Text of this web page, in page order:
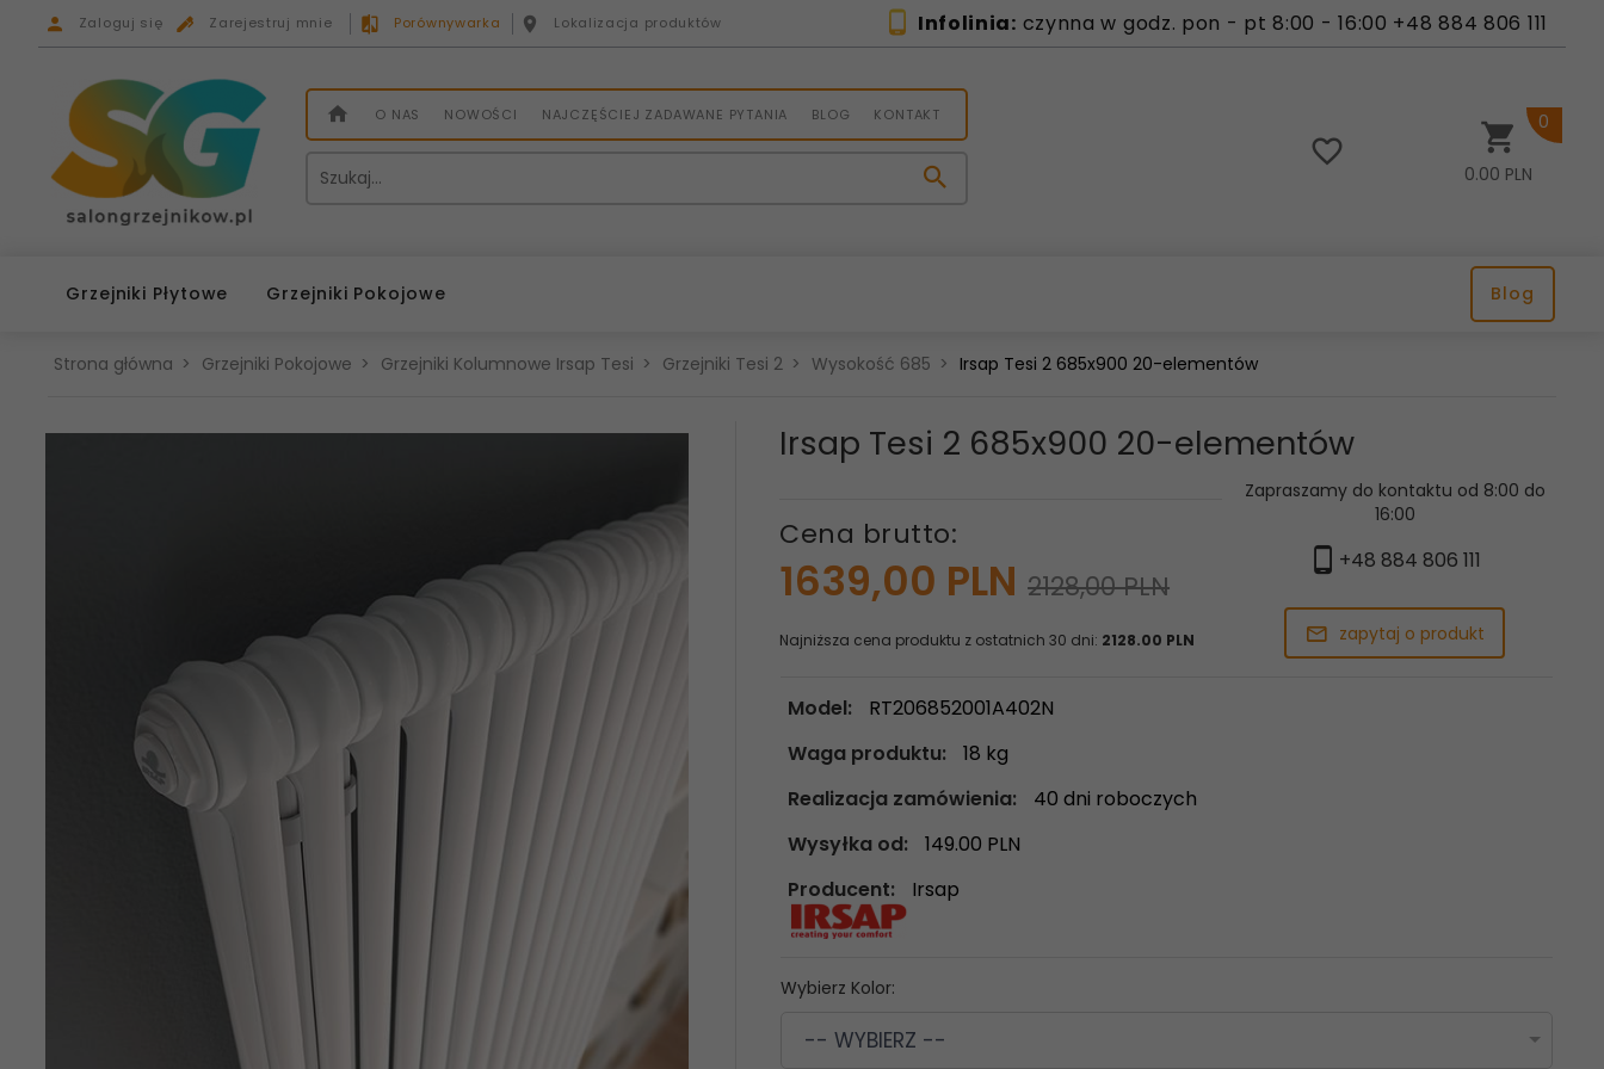
Zaloguj się Zarejestruj mnie Porównywarka Lokalizacja produktów Infolinia: czynna w godz. pon - pt 8:00 - 16:00 +48 884 806 111
O NAS NOWOŚCI NAJCZĘŚCIEJ ZADAWANE PYTANIA BLOG KONTAKT
0.00 PLN
0
Grzejniki Płytowe Grzejniki Pokojowe Blog
Strona główna Grzejniki Pokojowe Grzejniki Kolumnowe Irsap Tesi Grzejniki Tesi 2 Wysokość 685 Irsap Tesi 2 685x900 20-elementów
Irsap Tesi 2 685x900 20-elementów
Cena brutto:
1639,00 PLN 2128,00 PLN
Najniższa cena produktu z ostatnich 30 dni: 2128.00 PLN
Zapraszamy do kontaktu od 8:00 do
16:00
+48 884 806 111
zapytaj o produkt
Model:
RT206852001A402N
Waga produktu:
18 kg
Realizacja zamówienia:
40 dni roboczych
Wysyłka od:
149.00 PLN
Producent:
Irsap
Wybierz Kolor:
-- WYBIERZ --